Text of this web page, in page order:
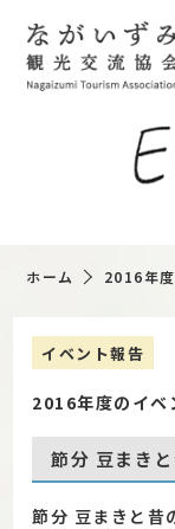
ホーム 2016年
イベント報告
2016年度のイベ
節分 豆まき
節分 豆まきと昔